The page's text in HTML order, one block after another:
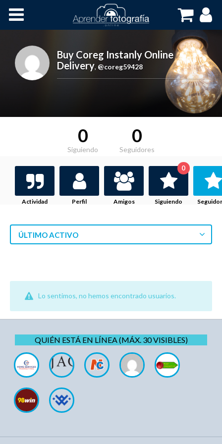
Cursos OnLine
Buy Coreg Instanly Online
Delivery, @coreg59428
0
Siguiendo
0
Seguidores
Actividad Perfil Amigos Siguiendo
0
ÚLTIMO ACTIVO
Lo sentimos, no hemos encontrado usuarios.
QUIÉN ESTÁ EN LÍNEA (MÁX. 30 VISIBLES)